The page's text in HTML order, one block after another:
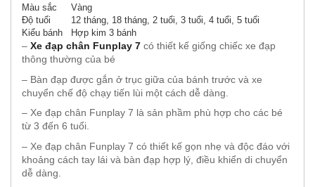
Màu sắc
Vàng
Độ tuổi
12 tháng, 18 tháng, 2 tuổi, 3 tuổi, 4 tuổi, 5 tuổi
Kiểu bánh
Hợp kim 3 bánh
– Xe đạp chân Funplay 7 có thiết kế giống chiếc xe đạp
thông thường của bé
– Bàn đạp được gắn ở trục giữa của bánh trước và xe
chuyển chế độ chạy tiến lùi một cách dễ dàng.
– Xe đạp chân Funplay 7 là sản phầm phù hợp cho các bé
từ 3 đến 6 tuổi.
– Xe đạp chân Funplay 7 có thiết kế gọn nhẹ và độc đáo với
khoảng cách tay lái và bàn đạp hợp lý, điều khiển di chuyển
dễ dàng.